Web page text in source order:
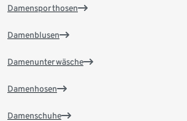
Damensporthosen
Damenblusen
Damenunterwäsche
Damenhosen
Damenschuhe